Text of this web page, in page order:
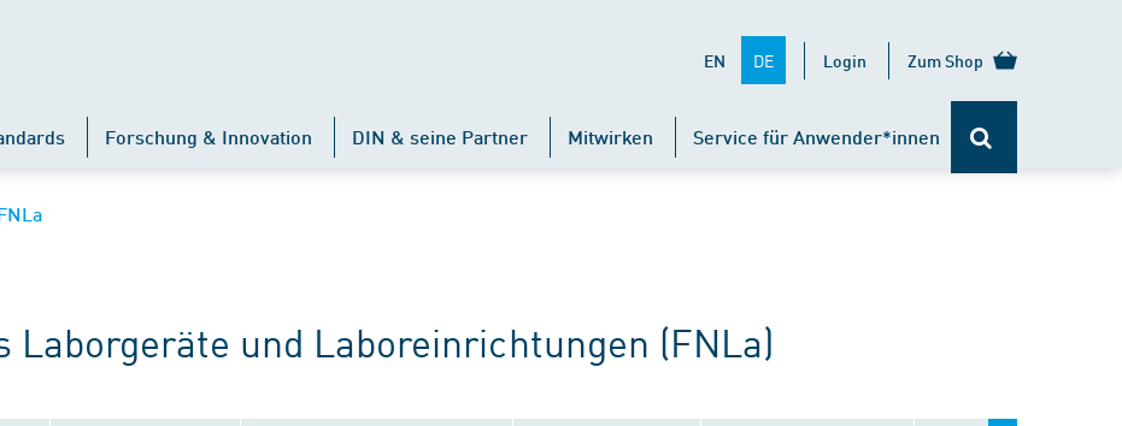
EN DE Login Zum Shop
Forschung & Innovation DIN & seine Partner Mitwirken Service für Anwender*innen
und Laboreinrichtungen (FNLa)